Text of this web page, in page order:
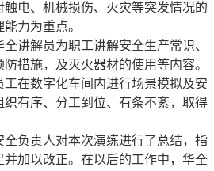
电、机械损伤、火灾等突发情况的
力为重点。
解员为职工讲解安全生产常识、
措施，及灭火器材的使用等内容。
工在数字化车间内进行场景模拟及安
有序、分工到位、有条不紊，取得
负责人对本次演练进行了总结，指
加以改正。在以后的工作中，华全